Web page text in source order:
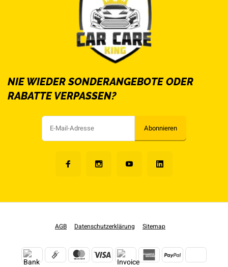
NIE WIEDER SONDERANGEBOTE ODER
RABATTE VERPASSEN?
Abonnieren
AGB Datenschutzerklärung Sitemap